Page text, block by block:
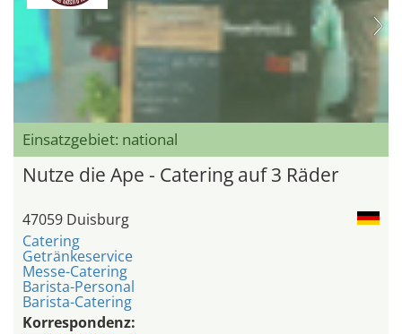
Einsatzgebiet: national
Nutze die Ape - Catering auf 3 Räder
47059 Duisburg
Catering
Getränkeservice
Messe-Catering
Barista-Personal
Barista-Catering
Korrespondenz: